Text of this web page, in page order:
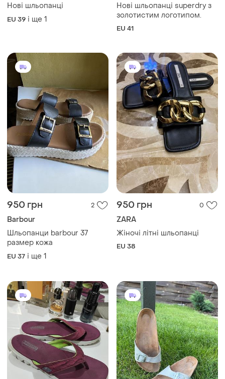
Нові шльопанці
EU 39 і ще 1
Нові шльопанці superdry з
золотистим логотипом.
EU 41
950 грн 2
Barbour
Шльопанци barbour 37
размер кожа
EU 37 і ще 1
950 грн 0
ZARA
Жіночі літні шльопанці
EU 38